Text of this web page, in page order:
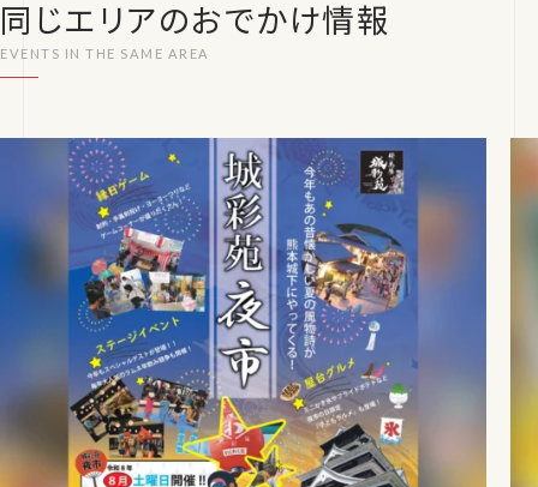
同じエリアのおでかけ情報